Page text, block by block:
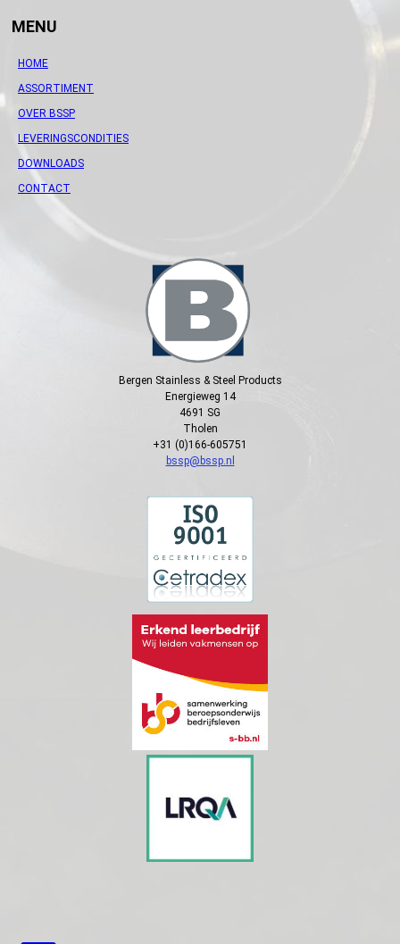
MENU
HOME
ASSORTIMENT
OVER BSSP
LEVERINGSCONDITIES
DOWNLOADS
CONTACT
Bergen Stainless & Steel Products
Energieweg 14
4691 SG
Tholen
+31 (0)166-605751
bssp@bssp.nl